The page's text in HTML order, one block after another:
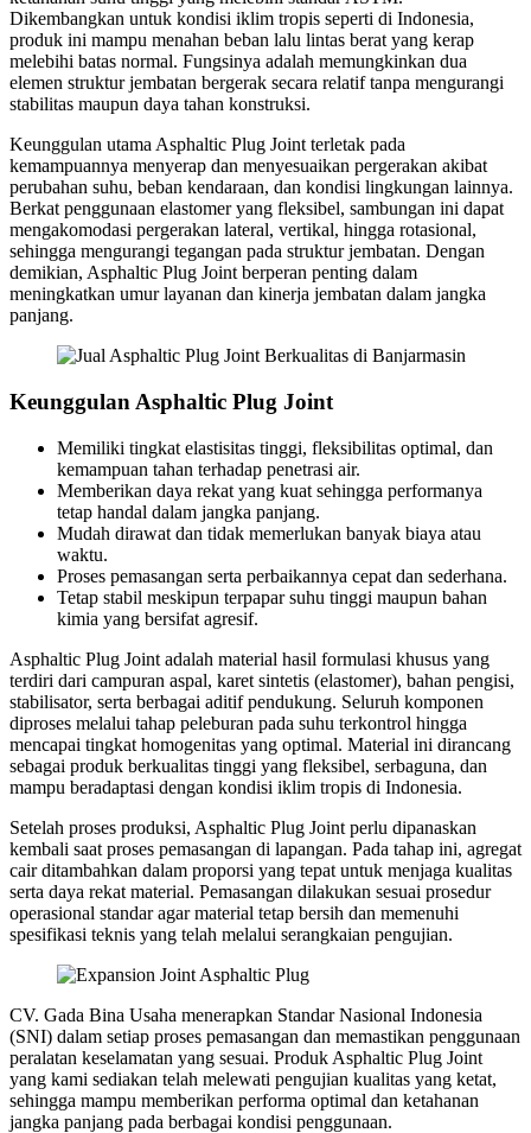
Dikembangkan untuk kondisi iklim tropis seperti di Indonesia,
produk ini mampu menahan beban lalu lintas berat yang kerap
melebihi batas normal. Fungsinya adalah memungkinkan dua
elemen struktur jembatan bergerak secara relatif tanpa mengurangi
stabilitas maupun daya tahan konstruksi.
Keunggulan utama Asphaltic Plug Joint terletak pada
kemampuannya menyerap dan menyesuaikan pergerakan akibat
perubahan suhu, beban kendaraan, dan kondisi lingkungan lainnya.
Berkat penggunaan elastomer yang fleksibel, sambungan ini dapat
mengakomodasi pergerakan lateral, vertikal, hingga rotasional,
sehingga mengurangi tegangan pada struktur jembatan. Dengan
demikian, Asphaltic Plug Joint berperan penting dalam
meningkatkan umur layanan dan kinerja jembatan dalam jangka
panjang.
Keunggulan Asphaltic Plug Joint
Memiliki tingkat elastisitas tinggi, fleksibilitas optimal, dan
kemampuan tahan terhadap penetrasi air.
Memberikan daya rekat yang kuat sehingga performanya
tetap handal dalam jangka panjang.
Mudah dirawat dan tidak memerlukan banyak biaya atau
waktu.
Proses pemasangan serta perbaikannya cepat dan sederhana.
Tetap stabil meskipun terpapar suhu tinggi maupun bahan
kimia yang bersifat agresif.
Asphaltic Plug Joint adalah material hasil formulasi khusus yang
terdiri dari campuran aspal, karet sintetis (elastomer), bahan pengisi,
stabilisator, serta berbagai aditif pendukung. Seluruh komponen
diproses melalui tahap peleburan pada suhu terkontrol hingga
mencapai tingkat homogenitas yang optimal. Material ini dirancang
sebagai produk berkualitas tinggi yang fleksibel, serbaguna, dan
mampu beradaptasi dengan kondisi iklim tropis di Indonesia.
Setelah proses produksi, Asphaltic Plug Joint perlu dipanaskan
kembali saat proses pemasangan di lapangan. Pada tahap ini, agregat
cair ditambahkan dalam proporsi yang tepat untuk menjaga kualitas
serta daya rekat material. Pemasangan dilakukan sesuai prosedur
operasional standar agar material tetap bersih dan memenuhi
spesifikasi teknis yang telah melalui serangkaian pengujian.
CV. Gada Bina Usaha menerapkan Standar Nasional Indonesia
(SNI) dalam setiap proses pemasangan dan memastikan penggunaan
peralatan keselamatan yang sesuai. Produk Asphaltic Plug Joint
yang kami sediakan telah melewati pengujian kualitas yang ketat,
sehingga mampu memberikan performa optimal dan ketahanan
jangka panjang pada berbagai kondisi penggunaan.